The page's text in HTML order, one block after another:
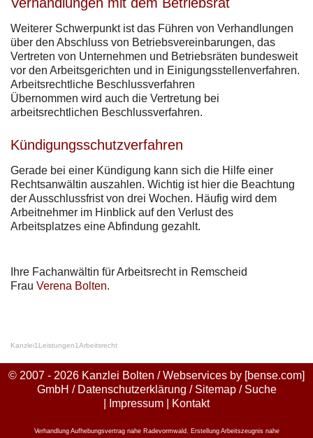
Weiterer Schwerpunkt ist das Führen von Verhandlungen
über den Abschluss von Betriebsvereinbarungen, das
Vertreten von Unternehmen und Betriebsräten bundesweit
vor den Arbeitsgerichten und in Einigungsstellenverfahren.
Arbeitsrechtliche Beschlussverfahren
Übernommen wird auch die Vertretung bei
arbeitsrechtlichen Beschlussverfahren.
Kündigungsschutzverfahren
Gerade bei einer Kündigung kann sich die Hilfe einer
Rechtsanwältin auszahlen. Wichtig ist hier die Beachtung
der Ausschlussfrist von drei Wochen. Häufig wird dem
Arbeitnehmer im Hinblick auf den Verlust des
Arbeitsplatzes eine Abfindung gezahlt.
Ihre Fachanwältin für Arbeitsrecht in Remscheid
Frau Verena Bolten.
Kanzlei1 Leistungen1Arbeitsrecht
© 2007 - 2026 Kanzlei Bolten / Webservices by [bense.com]
GmbH / Datenschutzerklärung / Sitemap/ Suche
Impressum Kontakt
Verhandlung Aufhebungsvertrag nahe Radevormwald Erstellung Arbeitszeugnis nahe